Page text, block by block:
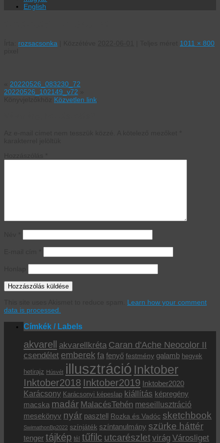
English
rozsacsonka
1011 × 800
20220526_083230_72
20220526_102149_v72
Közvetlen link
Learn how your comment
data is processed.
Címkék / Labels
akvarell akvarellkréta Caran d'Ache Neocolor II
csendélet emberek fa fenyő festmény galamb hegyek
hetirajz Húsvét illusztráció Inktober
Inktober2018 Inktober2019 Inktober2020
Karácsony Karácsonyi képeslap kiállítás képregény
macska madár MalacésTehén meseillusztráció
mesekönyv nyár pasztell Rozka és Vadóc sketchbook
SwimathonBp2022 színjáték színtanulmány szürke háttér
tenger tájkép tél tűfilc utcarészlet virág Városliget